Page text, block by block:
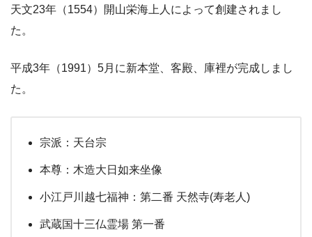
天文23年（1554）開山栄海上人によって創建されまし
た。
平成3年（1991）5月に新本堂、客殿、庫裡が完成しまし
た。
宗派：天台宗
本尊：木造大日如来坐像
小江戸川越七福神：第二番 天然寺(寿老人)
武蔵国十三仏霊場 第一番